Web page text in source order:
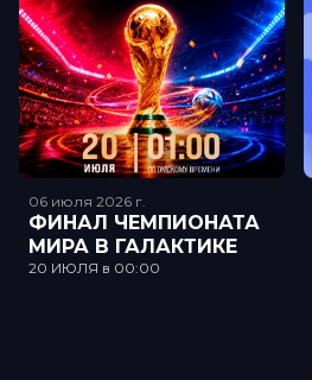
06 июля 2026 г.
ФИНАЛ ЧЕМПИОНАТА
МИРА В ГАЛАКТИКЕ
20 ИЮЛЯ в 00:00